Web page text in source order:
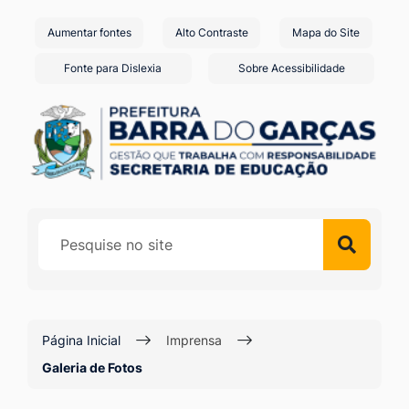
de
atalhos
e
links
de
para
[alt+1]
Ir
para
busca
Aumentar fontes Alto Contraste Mapa do Site
Fonte para Dislexia Sobre Acessibilidade
Página Inicial
Imprensa
Galeria de Fotos